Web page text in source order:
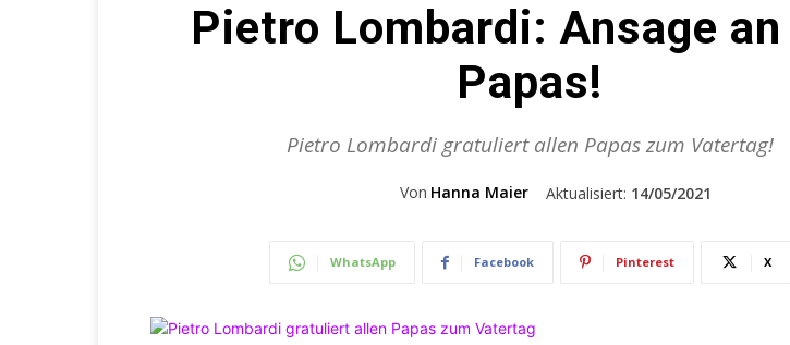
Pietro Lombardi: Ansage
Papas!
Pietro Lombardi gratuliert allen Papas zum Vatertag!
Von Hanna Maier Aktualisiert: 14/05/2021
WhatsApp Facebook Pinterest X